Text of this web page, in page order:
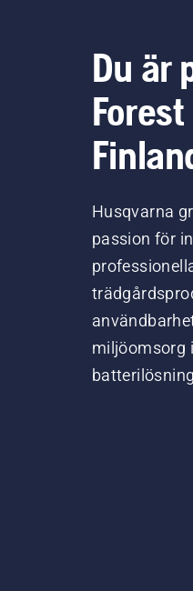
Du är
Husqvarna
passion för
miljöomsorg